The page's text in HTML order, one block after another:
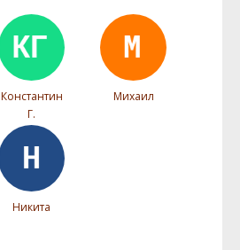
Константин
Г.
Михаил
Никита